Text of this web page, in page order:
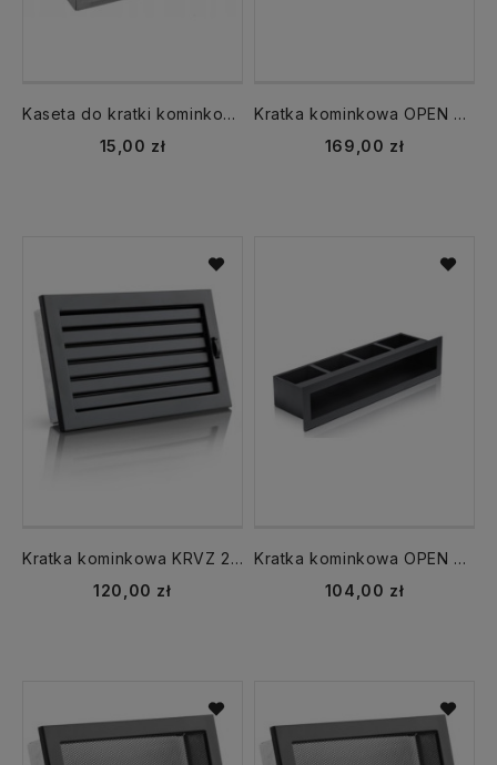
Kaseta do kratki kominkowej KDP K14,Kz14 fi 125 mm
15,00 zł
Kratka kominkowa OPEN KRVO 900x100 luft tunel czarna
169,00 zł
Kratka kominkowa KRVZ 220x220 z żaluzją czarna Ventlab
120,00 zł
Kratka kominkowa OPEN KRVO 700x70 luft tunel czarna
104,00 zł